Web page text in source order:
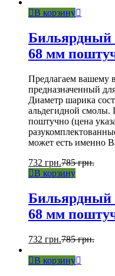
В корзину
68 мм
Предлагаем вашему
предназначенный
Диаметр шарика
альдегидной смолы.
поштучно (цена
может есть именно
732 грн.785грн.
В корзину
68 мм
732 грн.785грн.
В корзину